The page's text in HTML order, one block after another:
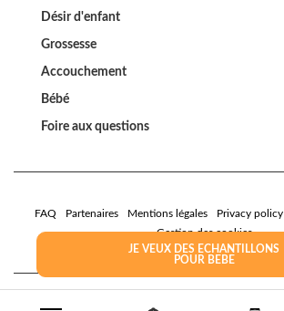
JE VEUX DES ECHANTILLONS
POUR BEBE
Désir d'enfant
Grossesse
Accouchement
Bébé
Foire aux questions
FAQ Partenaires Mentions légales Privacy policy
Gestion des cookies